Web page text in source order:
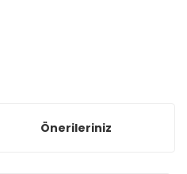
Önerileriniz